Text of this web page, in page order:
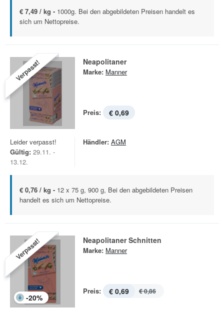
€ 7,49 / kg - 1000g. Bei den abgebildeten Preisen handelt es
sich um Nettopreise.
Verpasst! Neapolitaner
Marke: Manner
Preis: € 0,69
Leider verpasst!
Gültig: 29.11. -
13.12.
Händler: AGM
€ 0,76 / kg - 12 x 75 g, 900 g, Bei den abgebildeten Preisen
handelt es sich um Nettopreise.
Verpasst!
-20%
Neapolitaner Schnitten
Marke: Manner
Preis: € 0,69 € 0,86